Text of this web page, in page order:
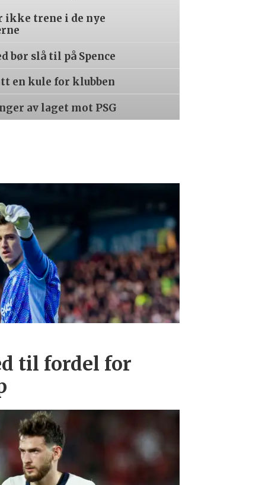
ikke trene i de nye
bør slå til på Spence
en kule for klubben
av laget mot PSG
til fordel for